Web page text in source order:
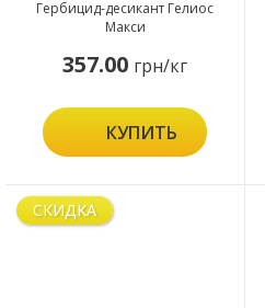
Гербицид-десикант Гелиос
Макси
357.00 грн/кг
КУПИТЬ
СКИДКА